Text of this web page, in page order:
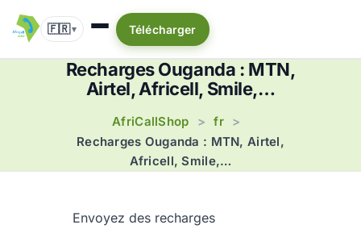
🇫🇷▾ Télécharger
Recharges Ouganda : MTN,
Airtel, Africell, Smile,…
AfriCallShop > fr >
Recharges Ouganda : MTN, Airtel,
Africell, Smile,…
Envoyez des recharges